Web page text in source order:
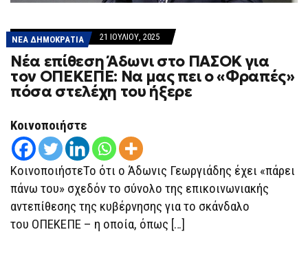
ΝΕΑ ΔΗΜΟΚΡΑΤΙΑ 21 ΙΟΥΛΊΟΥ, 2025
Νέα επίθεση Άδωνι στο ΠΑΣΟΚ για
τον ΟΠΕΚΕΠΕ: Να μας πει ο «Φραπές»
πόσα στελέχη του ήξερε
Κοινοποιήστε
ΚοινοποιήστεΤο ότι ο Άδωνις Γεωργιάδης έχει «πάρει
πάνω του» σχεδόν το σύνολο της επικοινωνιακής
αντεπίθεσης της κυβέρνησης για το σκάνδαλο
του ΟΠΕΚΕΠΕ – η οποία, όπως […]